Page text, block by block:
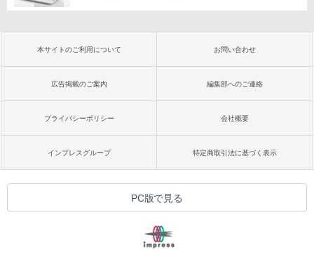
本サイトのご利用について お問い合わせ
広告掲載のご案内 編集部へのご連絡
プライバシーポリシー 会社概要
インプレスグループ 特定商取引法に基づく表示
PC版で見る